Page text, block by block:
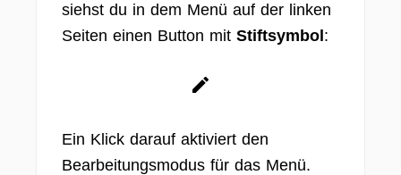
siehst du in dem Menü auf der linken
Seiten einen Button mit Stiftsymbol :
Ein Klick darauf aktiviert den
Bearbeitungsmodus für das Menü.